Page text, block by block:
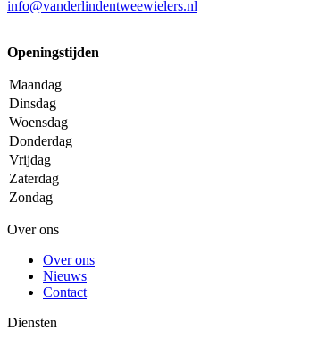
info@vanderlindentweewielers.nl
Openingstijden
Maandag
Dinsdag
Woensdag
Donderdag
Vrijdag
Zaterdag
Zondag
Over ons
Over ons
Nieuws
Contact
Diensten